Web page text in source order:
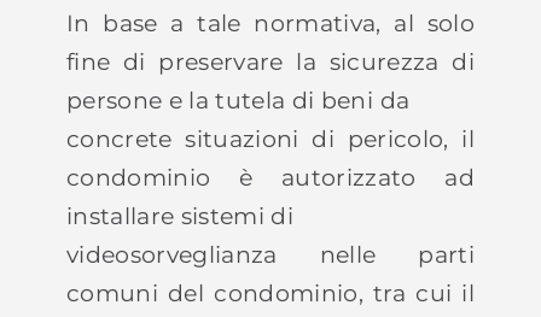
In base a tale normativa, al solo
fine di preservare la sicurezza di
persone e la tutela di beni da
concrete situazioni di pericolo, il
condominio è autorizzato ad
installare sistemi di
videosorveglianza nelle parti
comuni del condominio, tra cui il